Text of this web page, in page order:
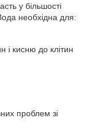
у більшості
необхідна для:
і кисню до клітин
проблем зі